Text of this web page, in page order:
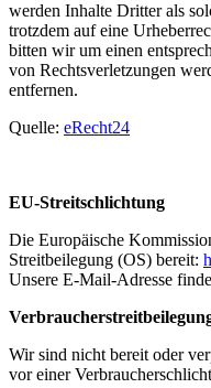
werden Inhalte Dritter als
trotzdem auf eine
bitten wir um einen
von Rechtsverletzungen
entfernen.
Quelle: eRecht24
EU-Streitschlichtung
Die Europäische
Streitbeilegung (OS) bereit:
Unsere E-Mail-Adresse
Wir sind nicht bereit oder
vor einer